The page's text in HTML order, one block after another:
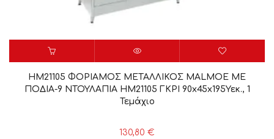
HM21105 ΦΟΡΙΑΜΟΣ ΜΕΤΑΛΛΙΚΟΣ MALMOE ΜΕ
ΠΟΔΙΑ-9 ΝΤΟΥΛΑΠΙΑ HM21105 ΓΚΡΙ 90x45x195Υεκ., 1
Τεμάχιο
130,80 €